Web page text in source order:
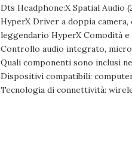
Dts Headphone:X Spatial Audio
HyperX Driver a doppia
leggendario HyperX Comodità
Controllo audio integrato,
Quali componenti sono inclusi
Dispositivi compatibili:
Tecnologia di connettività: